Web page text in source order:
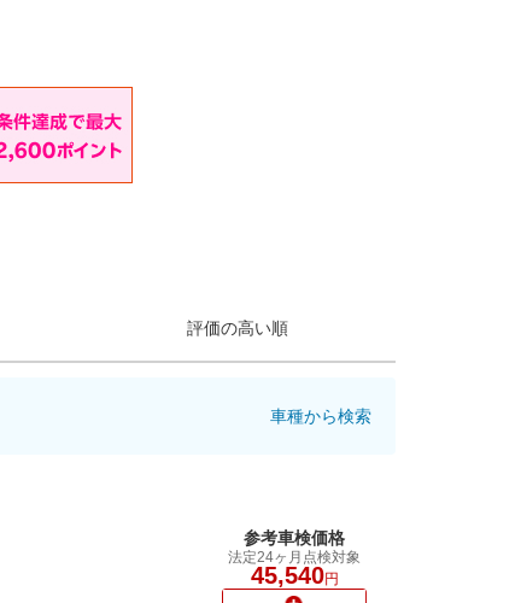
評価の高い順
車種から検索
参考車検価格
法定24ヶ月点検対象
45,540円